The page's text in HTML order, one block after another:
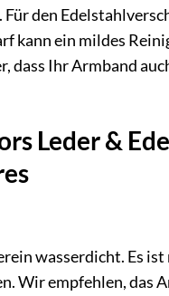
den
kann ein mildes
Ihr Armband
Leder &
wasserdicht. Es
Wir empfehlen, das